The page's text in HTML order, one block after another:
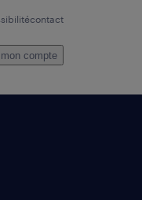
contact
mon compte